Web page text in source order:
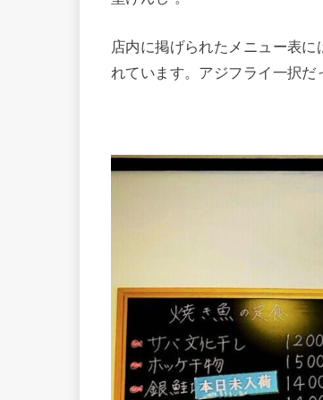
店内に掲げられたメニュー表
れています。アジフライ一択だ